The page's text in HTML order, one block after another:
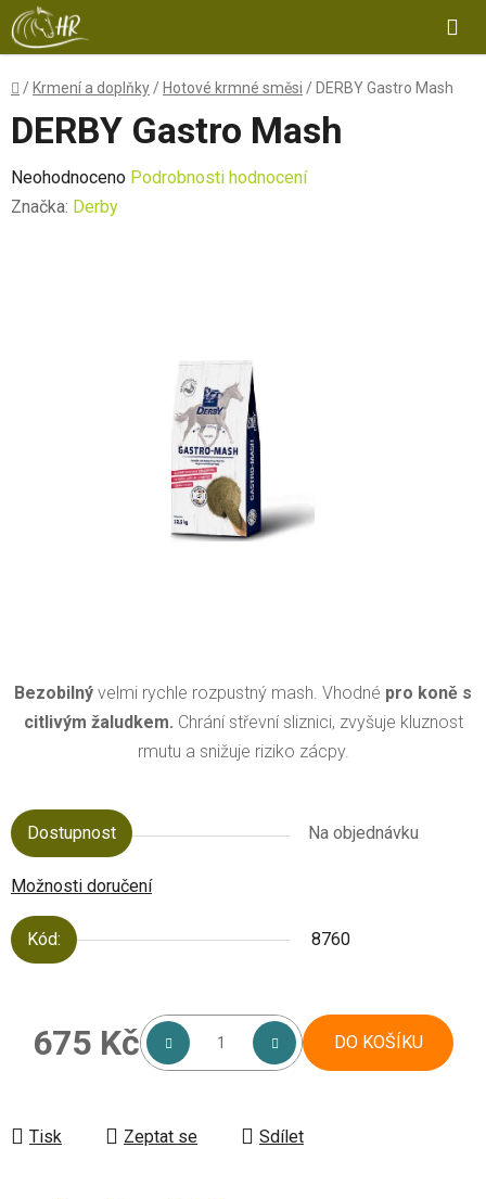
Přejít
na
obsah
Domů
/ Krmení a doplňky / Hotové krmné směsi / DERBY Gastro Mash
Bezobilný velmi rychle rozpustný mash. Vhodné pro koně s
citlivým žaludkem. Chrání střevní sliznici, zvyšuje kluznost
rmutu a snižuje riziko zácpy.
Dostupnost Na objednávku
Možnosti doručení
Kód: 8760
675 Kč DO KOŠÍKU
Tisk Zeptat se Sdílet
DERBY Gastro Mash
Průměrné
hodnocení
Neohodnoceno Podrobnosti hodnocení
Značka: Derby